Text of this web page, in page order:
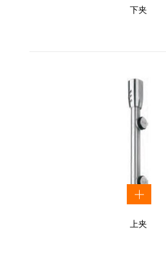
下夹
上夹